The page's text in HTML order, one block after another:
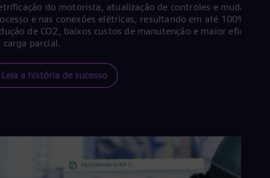
do motorista, atualização de controles e mudanças
e nas conexões elétricas, resultando em até 100% de
de CO2, baixos custos de manutenção e maior eficiência
carga parcial.
Leia a história de sucesso